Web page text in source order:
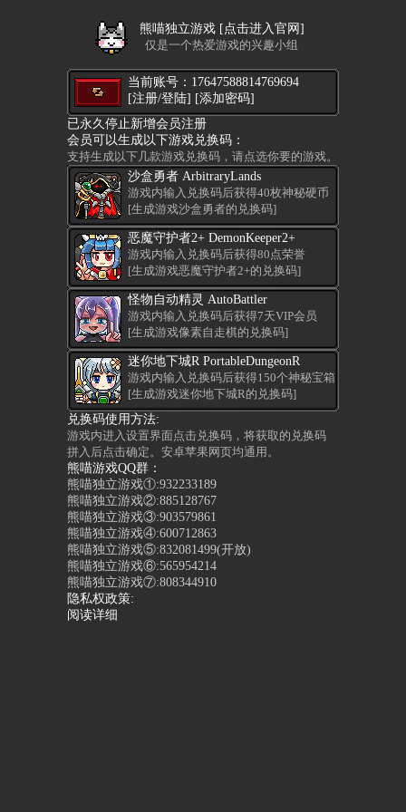
熊喵独立游戏 [点击进入官网]
仅是一个热爱游戏的兴趣小组
当前账号：17647588814769694
[注册/登陆] [添加密码]
已永久停止新增会员注册
会员可以生成以下游戏兑换码：
支持生成以下几款游戏兑换码，请点选你要的游戏。
沙盒勇者 ArbitraryLands
游戏内输入兑换码后获得40枚神秘硬币
[生成游戏沙盒勇者的兑换码]
恶魔守护者2+ DemonKeeper2+
游戏内输入兑换码后获得80点荣誉
[生成游戏恶魔守护者2+的兑换码]
怪物自动精灵 AutoBattler
游戏内输入兑换码后获得7天VIP会员
[生成游戏像素自走棋的兑换码]
迷你地下城R PortableDungeonR
游戏内输入兑换码后获得150个神秘宝箱
[生成游戏迷你地下城R的兑换码]
兑换码使用方法:
游戏内进入设置界面点击兑换码，将获取的兑换码
拼入后点击确定。安卓苹果网页均通用。
熊喵游戏QQ群：
熊喵独立游戏①:932233189
熊喵独立游戏②:885128767
熊喵独立游戏③:903579861
熊喵独立游戏④:600712863
熊喵独立游戏⑤:832081499(开放)
熊喵独立游戏⑥:565954214
熊喵独立游戏⑦:808344910
隐私权政策:
阅读详细